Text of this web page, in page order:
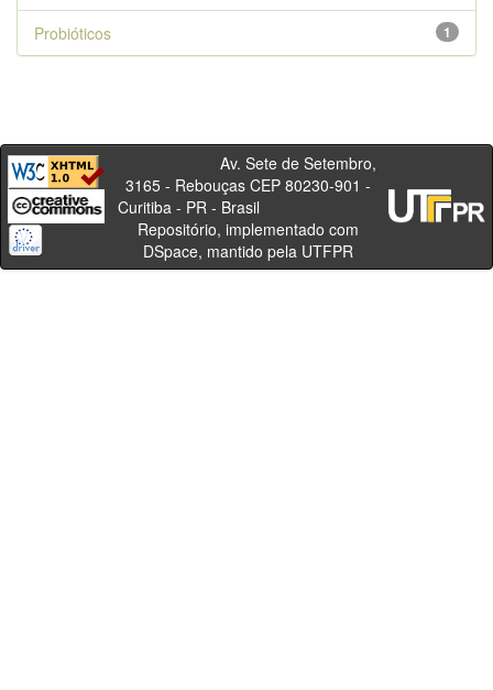
1
Probióticos
Av. Sete de Setembro,
3165 - Rebouças CEP 80230-901 -
Curitiba - PR - Brasil
Repositório, implementado com
DSpace, mantido pela UTFPR